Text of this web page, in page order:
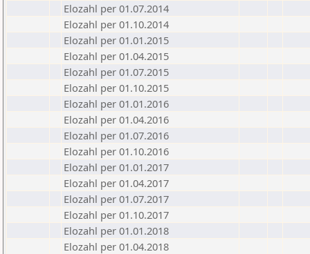
Elozahl per 01.07.2014
Elozahl per 01.10.2014
Elozahl per 01.01.2015
Elozahl per 01.04.2015
Elozahl per 01.07.2015
Elozahl per 01.10.2015
Elozahl per 01.01.2016
Elozahl per 01.04.2016
Elozahl per 01.07.2016
Elozahl per 01.10.2016
Elozahl per 01.01.2017
Elozahl per 01.04.2017
Elozahl per 01.07.2017
Elozahl per 01.10.2017
Elozahl per 01.01.2018
Elozahl per 01.04.2018